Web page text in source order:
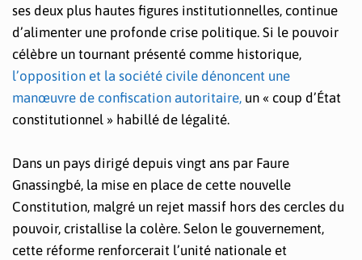
ses deux plus hautes figures institutionnelles, continue
d’alimenter une profonde crise politique. Si le pouvoir
célèbre un tournant présenté comme historique,
l’opposition et la société civile dénoncent une
manœuvre de confiscation autoritaire, un « coup d’État
constitutionnel » habillé de légalité.
Dans un pays dirigé depuis vingt ans par Faure
Gnassingbé, la mise en place de cette nouvelle
Constitution, malgré un rejet massif hors des cercles du
pouvoir, cristallise la colère. Selon le gouvernement,
cette réforme renforcerait l’unité nationale et